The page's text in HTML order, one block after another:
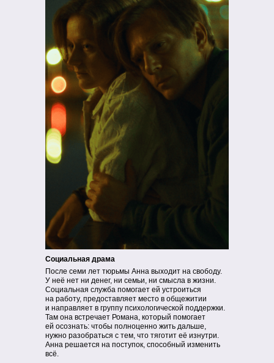
Социальная драма
После семи лет тюрьмы Анна выходит на свободу.
У неё нет ни денег, ни семьи, ни смысла в жизни.
Социальная служба помогает ей устроиться
на работу, предоставляет место в общежитии
и направляет в группу психологической поддержки.
Там она встречает Романа, который помогает
ей осознать: чтобы полноценно жить дальше,
нужно разобраться с тем, что тяготит её изнутри.
Анна решается на поступок, способный изменить
всё.